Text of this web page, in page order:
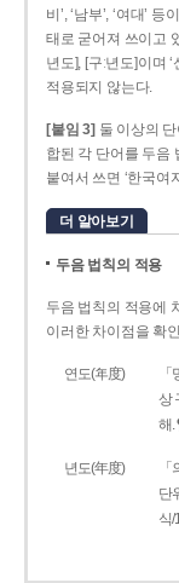
비’, ‘남부’, ‘여대’
태로 굳어져 쓰이고
년도], [구ː년도]이며
적용되지 않는다.
[붙임 3] 둘 이상의
합된 각 단어를 두음
붙여서 쓰면 ‘한국여
더 알아보기
두음 법칙의 적용
두음 법칙의 적용에
이러한 차이점을 확
연도(年度)
상
해.
년도(年度)
단
식/